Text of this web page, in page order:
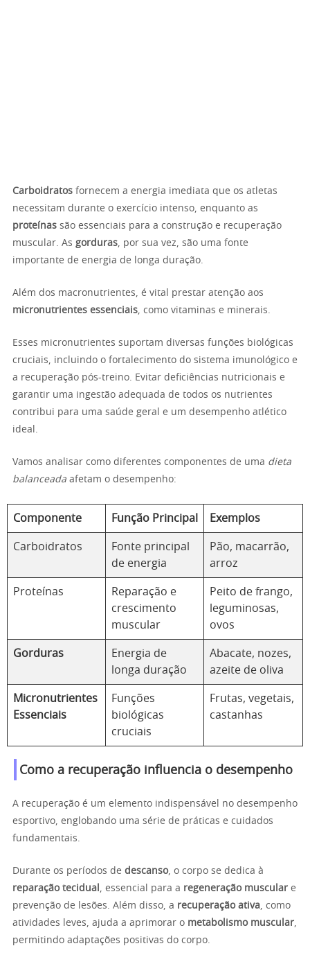
Carboidratos fornecem a energia imediata que os atletas
necessitam durante o exercício intenso, enquanto as
proteínas são essenciais para a construção e recuperação
muscular. As gorduras, por sua vez, são uma fonte
importante de energia de longa duração.
Além dos macronutrientes, é vital prestar atenção aos
micronutrientes essenciais, como vitaminas e minerais.
Esses micronutrientes suportam diversas funções biológicas
cruciais, incluindo o fortalecimento do sistema imunológico e
a recuperação pós-treino. Evitar deficiências nutricionais e
garantir uma ingestão adequada de todos os nutrientes
contribui para uma saúde geral e um desempenho atlético
ideal.
Vamos analisar como diferentes componentes de uma dieta
balanceada afetam o desempenho:
Componente Função Principal Exemplos
Carboidratos
Fonte principal
de energia
Pão, macarrão,
arroz
Proteínas
Reparação e
crescimento
muscular
Peito de frango,
leguminosas,
ovos
Gorduras
Energia de
longa duração
Abacate, nozes,
azeite de oliva
Micronutrientes
Essenciais
Funções
biológicas
cruciais
Frutas, vegetais,
castanhas
Como a recuperação influencia o desempenho
A recuperação é um elemento indispensável no desempenho
esportivo, englobando uma série de práticas e cuidados
fundamentais.
Durante os períodos de descanso, o corpo se dedica à
reparação tecidual , essencial para a regeneração muscular e
prevenção de lesões. Além disso, a recuperação ativa, como
atividades leves, ajuda a aprimorar o metabolismo muscular,
permitindo adaptações positivas do corpo.